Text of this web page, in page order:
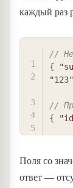
каждый раз
//
{
"123"
//
{
Поля со
ответ —